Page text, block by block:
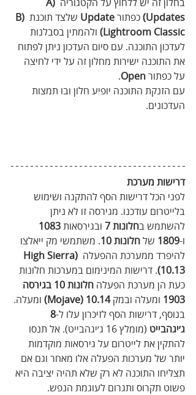
Updates
)כפתור Update שלצד תוכנת B)
Lightroom Classic
) ולהמתין בסבלנות
לעדכון התוכנה. עם סיום העדכון ניתן לפתוח
את התוכנה ישירות מחלון זה על ידי לחיצה
על כפתור Open
.
עם הזנקת התוכנה יופיע חלון ובו תמצות
העדכונים.
דרישות מערכת
לפני הכל דרישות הסף להתקנה ושימוש
בלייטרום עודכנו. מגירסה זו לא ניתן
להשתמש בחלונות 7 ובגירסאות 1083
ו-1809 של חלונות 10
. משתמשי מק ייאלצו
להיפרד ממערכת ההפעלה High Sierra)
10.13) . דרישות המינימום במערכות חלונות
כעת הן מערכת הפעלה
חלונות 10 בגירסה
1903 ומעלה ובמק 10.14 (Mojave)
ומעלה.
בנוסף, דרישות הסף לזיכרון עלו ל-
ג׳יגהבייט
(מומלץ 16 ג׳יגהבייט). אל תנסו
להתקין את לייטרום על גירסאות מוקדמות
יותר של מערכות הפעלה אלו מאחר וגם אם
תצליחו התוכנה לא רק שלא תהיה יציבה היא
פשוט תקרוס ותגרום לעוגמת הנפש.